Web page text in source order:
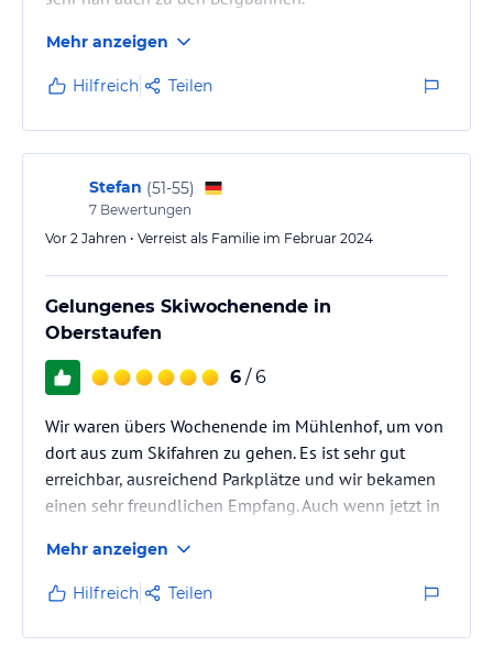
aufmerksamen Gastgebern und sehr freundlichem
Personal. Wir kommen meist im Frühsommer zum
Mehr anzeigen
Hilfreich Teilen
Stefan (51-55)
7 Bewertungen
Vor 2 Jahren • Verreist als Familie im Februar 2024
Gelungenes Skiwochenende in
Oberstaufen
6 / 6
Wir waren übers Wochenende im Mühlenhof, um von
dort aus zum Skifahren zu gehen. Es ist sehr gut
erreichbar, ausreichend Parkplätze und wir bekamen
einen sehr freundlichen Empfang. Auch wenn jetzt in
Minuten Fahrzeit in ein Skigebiet in Österreich, wo
man wunderbar fahren konnte.
Mehr anzeigen
Hilfreich Teilen